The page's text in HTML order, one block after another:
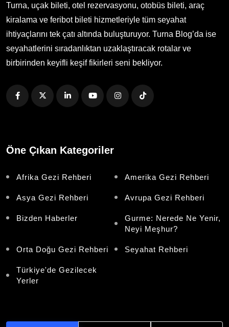
Turna, uçak bileti, otel rezervasyonu, otobüs bileti, araç
kiralama ve feribot bileti hizmetleriyle tüm seyahat
ihtiyaçlarını tek çatı altında buluşturuyor. Turna Blog’da ise
seyahatlerini sıradanlıktan uzaklaştıracak rotalar ve
birbirinden keyifli keşif fikirleri seni bekliyor.
Öne Çıkan Kategoriler
Afrika Gezi Rehberi Amerika Gezi Rehberi
Asya Gezi Rehberi Avrupa Gezi Rehberi
Bizden Haberler
Gurme: Nerede Ne Yenir,
Neyi Meşhur?
Orta Doğu Gezi Rehberi Seyahat Rehberi
Türkiye'de Gezilecek
Yerler